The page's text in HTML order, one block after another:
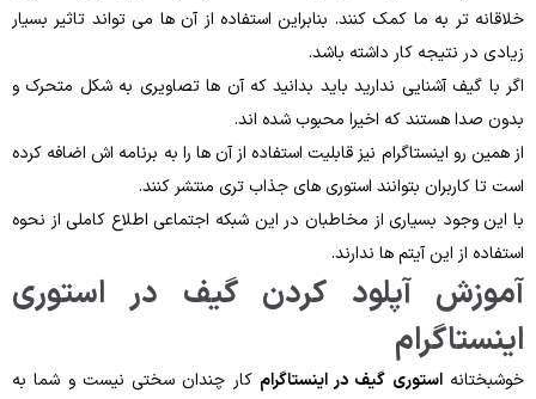
خلاقانه تر به ما کمک کنند. بنابراین استفاده از آن ها می تواند تاثیر بسیار
زیادی در نتیجه کار داشته باشد.
اگر با گیف آشنایی ندارید باید بدانید که آن ها تصاویری به شکل متحرک و
بدون صدا هستند که اخیرا محبوب شده اند.
از همین رو اینستاگرام نیز قابلیت استفاده از آن ها را به برنامه اش اضافه کرده
است تا کاربران بتوانند استوری های جذاب تری منتشر کنند.
با این وجود بسیاری از مخاطبان در این شبکه اجتماعی اطلاع کاملی از نحوه
استفاده از این آیتم ها ندارند.
آموزش آپلود کردن گیف در استوری
اینستاگرام
خوشبختانهاستوری گیف در اینستاگرام کار چندان سختی نیست و شما به